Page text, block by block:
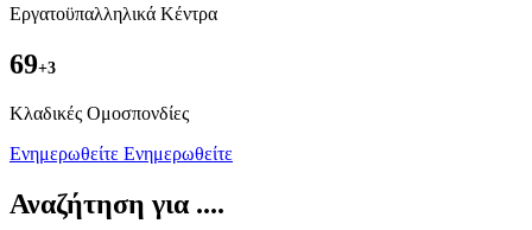
Εργατοϋπαλληλικά Κέντρα
69+3
Kλαδικές Ομοσπονδίες
Ενημερωθείτε Ενημερωθείτε
Αναζήτηση για ....